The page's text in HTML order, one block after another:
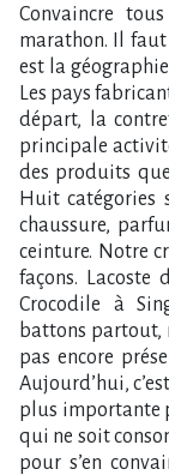
Convaincre
marathon. Il
est la
Les pays
départ, la
principale
des produits
Huit catégories
chaussure,
ceinture. Notre
façons. Lacoste
Crocodile à
battons partout,
pas encore
Aujourd’hui,
plus importante
qui ne soit
pour s’en